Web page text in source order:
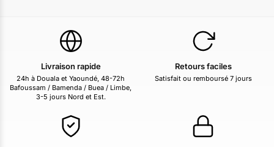
Livraison rapide
24h à Douala et Yaoundé, 48-72h
Bafoussam / Bamenda / Buea / Limbe,
3-5 jours Nord et Est.
Retours faciles
Satisfait ou remboursé 7 jours